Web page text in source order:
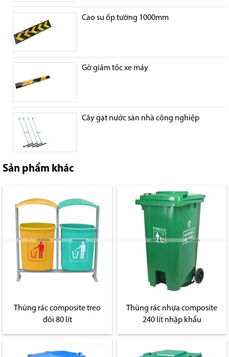
Cao su ốp tường 1000mm
Gờ giảm tốc xe máy
Cây gạt nước sàn nhà công nghiệp
Sản phẩm khác
Thùng rác composite treo
đôi 80 lít
Thùng rác nhựa composite
240 lít nhập khẩu